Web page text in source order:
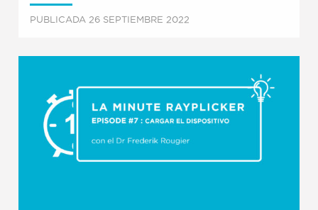
PUBLICADA 26 SEPTIEMBRE 2022